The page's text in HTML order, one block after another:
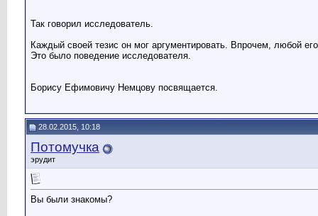
Так говорил исследователь.
Каждый своей тезис он мог аргументировать. Впрочем, любой
Это было поведение исследователя.
Борису Ефимовичу Немцову посвящается.
28.02.2015, 10:18
Потомучка
эрудит
Вы были знакомы?